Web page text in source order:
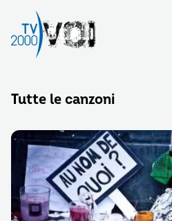
Tutte le canzoni